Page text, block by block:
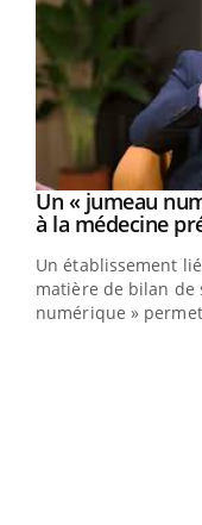
Youtube
Un « jumeau
à la médecine
Un établissement
matière de bilan de
numérique »